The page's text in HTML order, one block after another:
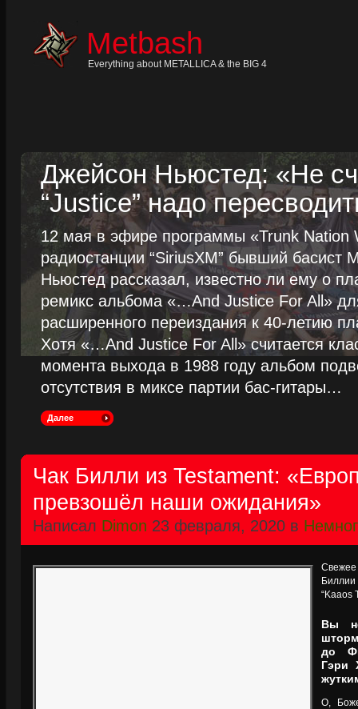
Metbash
Everything about METALLICA & the BIG 4
Джейсон Ньюстед: «Не
“Justice” надо
12 мая в эфире программы «Trunk Nation
радиостанции “SiriusXM” бывший басист
Ньюстед рассказал, известно ли ему о
ремикс альбома «…And Justice For All»
расширенного переиздания к 40-летию
Хотя «…And Justice For All» считается
момента выхода в 1988 году альбом
отсутствия в миксе партии бас-гитары…
Далее
Чак Билли из Testament:
превзошёл наши ожидания»
Написал Dimon 23 февраля, 2020 в
Свежее
“Kaaos
Вы
до
Гэри
О,